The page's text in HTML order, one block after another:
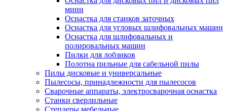
мини
Оснастка для станков заточных
Оснастка для угловых шлифовальных машин
Оснастка для шлифовальных и
полировальных машин
Пилки для лобзиков
Полотна пильные для сабельной пилы
Пилы дисковые и универсальные
Пылесосы, принадлежности для пылесосов
Сварочные аппараты, электросварочная оснастка
Станки сверлильные
Степлеры мебельные